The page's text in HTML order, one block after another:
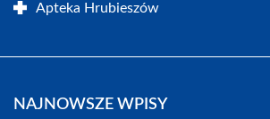
Apteka Hrubieszów
NAJNOWSZE WPISY